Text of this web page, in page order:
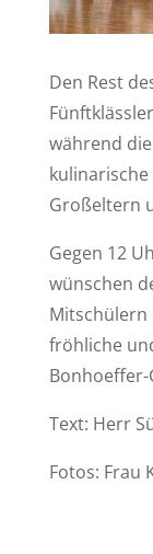
Den Rest
während
Großeltern
Gegen 12
wünschen
Mitschülern
fröhliche
Text: Herr
Fotos: Frau